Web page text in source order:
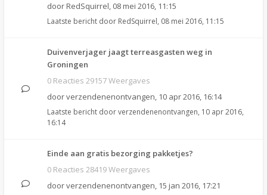
door RedSquirrel, 08 mei 2016, 11:15
Laatste bericht door RedSquirrel, 08 mei 2016, 11:15
Duivenverjager jaagt terreasgasten weg in
Groningen
0 Reacties 29157 Weergaves
doorverzendenenontvangen, 10 apr 2016, 16:14
Laatste bericht doorverzendenenontvangen, 10 apr 2016,
16:14
Einde aan gratis bezorging pakketjes?
0 Reacties 28419 Weergaves
doorverzendenenontvangen, 15 jan 2016, 17:21